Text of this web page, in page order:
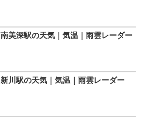
南美深駅の天気｜気温｜雨雲レーダー
新川駅の天気｜気温｜雨雲レーダー